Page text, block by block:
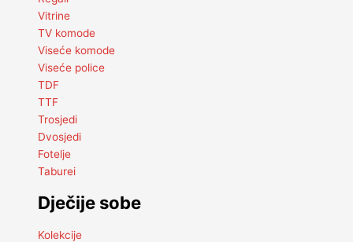
Vitrine
TV komode
Viseće komode
Viseće police
TDF
TTF
Trosjedi
Dvosjedi
Fotelje
Taburei
Dječije sobe
Kolekcije